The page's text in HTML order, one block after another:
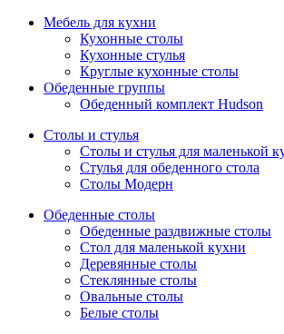
Мебель для кухни
Кухонные столы
Кухонные стулья
Круглые кухонные столы
Обеденные группы
Обеденный комплект Hudson
Столы и стулья
Столы и стулья для маленькой
Стулья для обеденного стола
Столы Модерн
Обеденные столы
Обеденные раздвижные столы
Стол для маленькой кухни
Деревянные столы
Стеклянные столы
Овальные столы
Белые столы